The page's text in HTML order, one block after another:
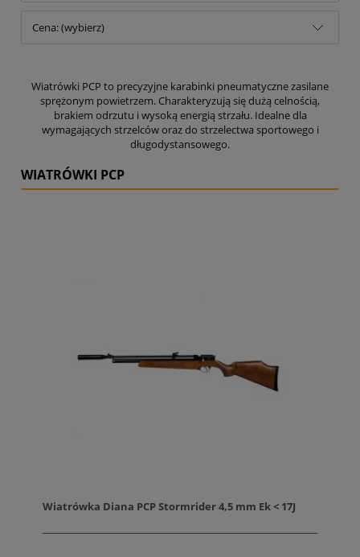
Cena: (wybierz)
Wiatrówki PCP to precyzyjne karabinki pneumatyczne zasilane
sprężonym powietrzem. Charakteryzują się dużą celnością,
brakiem odrzutu i wysoką energią strzału. Idealne dla
wymagających strzelców oraz do strzelectwa sportowego i
długodystansowego.
WIATRÓWKI PCP
Wiatrówka Diana PCP Stormrider 4,5 mm Ek < 17J